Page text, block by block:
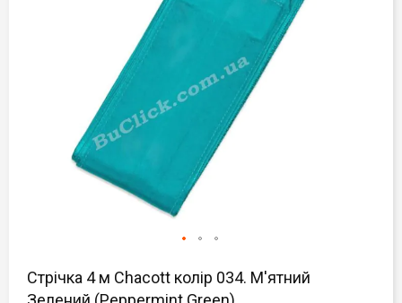
до
початку
Стрічка 4 м Chacott колір 034. М'ятний